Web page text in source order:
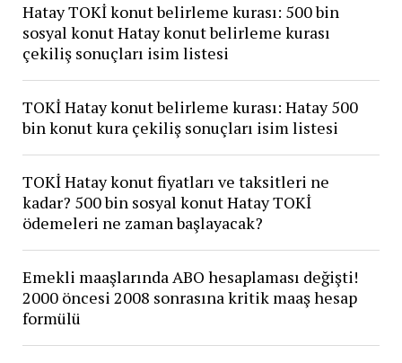
Hatay TOKİ konut belirleme kurası: 500 bin
sosyal konut Hatay konut belirleme kurası
çekiliş sonuçları isim listesi
TOKİ Hatay konut belirleme kurası: Hatay 500
bin konut kura çekiliş sonuçları isim listesi
TOKİ Hatay konut fiyatları ve taksitleri ne
kadar? 500 bin sosyal konut Hatay TOKİ
ödemeleri ne zaman başlayacak?
Emekli maaşlarında ABO hesaplaması değişti!
2000 öncesi 2008 sonrasına kritik maaş hesap
formülü